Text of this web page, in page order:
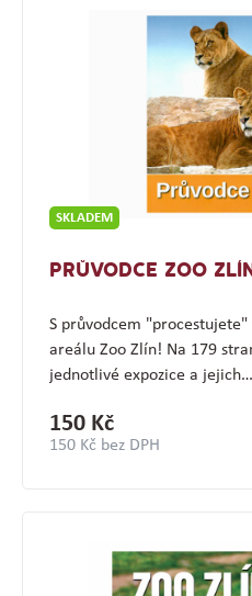
SKLADEM
PRŮVODCE ZOO
S průvodcem "procestujete"
areálu Zoo Zlín! Na 179
jednotlivé expozice a jejich…
150 Kč
150 Kč bez DPH